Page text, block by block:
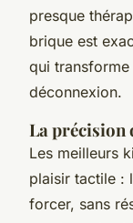
presque
brique est
qui
déconnexion.
La précision
Les meilleurs
plaisir tactile :
forcer, sans